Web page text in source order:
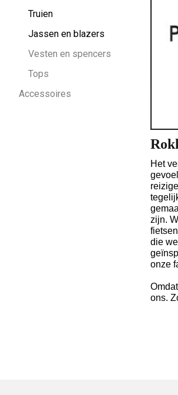
Truien
Jassen en blazers
Vesten en spencers
Tops
Accessoires
Het
zijn.
die
onze
ons.